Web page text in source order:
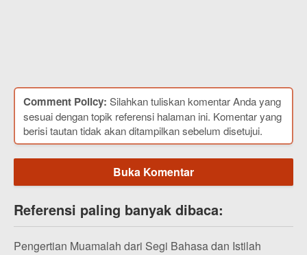
Comment Policy: Silahkan tuliskan komentar Anda yang
sesuai dengan topik referensi halaman ini. Komentar yang
berisi tautan tidak akan ditampilkan sebelum disetujui.
Buka Komentar
Referensi paling banyak dibaca:
Pengertian Muamalah dari Segi Bahasa dan Istilah